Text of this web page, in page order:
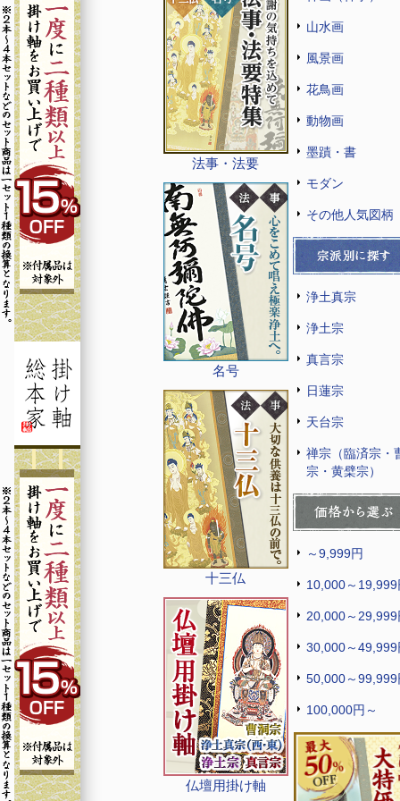
法事・法要
名号
十三仏
仏壇用掛け軸
山水画
風景画
花鳥画
動物画
墨蹟・書
モダン
その他人気図柄
浄土真宗
浄土宗
真言宗
日蓮宗
天台宗
禅宗（臨済宗・
宗・黄檗宗）
～9,999円
10,000～19,999
20,000～29,999
30,000～49,999
50,000～99,999
100,000円～